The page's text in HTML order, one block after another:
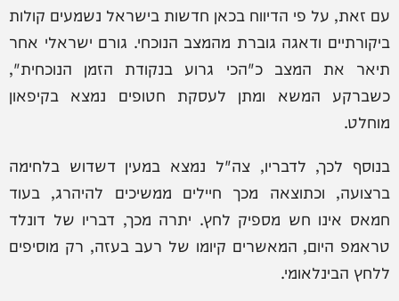
עם זאת, על פי הדיווח בכאן חדשות בישראל נשמעים קולות
ביקורתיים ודאגה גוברת מהמצב הנוכחי. גורם ישראלי אחר
תיאר את המצב כ"הכי גרוע בנקודת הזמן הנוכחית",
כשברקע המשא ומתן לעסקת חטופים נמצא בקיפאון
מוחלט.
בנוסף לכך, לדבריו, צה"ל נמצא במעין דשדוש בלחימה
ברצועה, וכתוצאה מכך חיילים ממשיכים להיהרג, בעוד
חמאס אינו חש מספיק לחץ. יתרה מכך, דבריו של דונלד
טראמפ היום, המאשרים קיומו של רעב בעזה, רק מוסיפים
ללחץ הבינלאומי.